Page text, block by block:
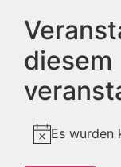
diesem
Hinweis
Es wurden